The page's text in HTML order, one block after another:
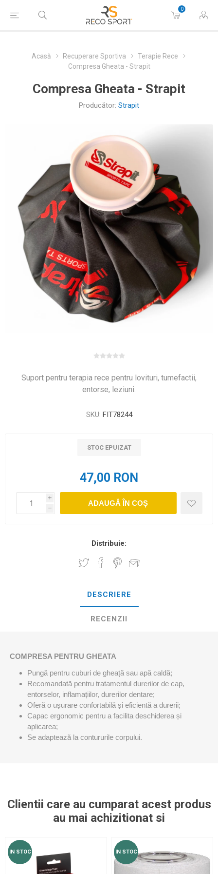
0
Acasă Recuperare Sportiva
Terapie Rece
Compresa Gheata - Strapit
Compresa Gheata - Strapit
Producător: Strapit
Suport pentru terapia rece pentru lovituri, tumefactii,
entorse, leziuni.
SKU: FIT78244
STOC EPUIZAT
47,00 RON
i
h
ADAUGĂ ÎN COȘ
Distribuie:
DESCRIERE
RECENZII
COMPRESA PENTRU GHEATA
Pungă pentru cuburi de gheață sau apă caldă;
Recomandată pentru tratamentul durerilor de cap,
entorselor, inflamațiilor, durerilor dentare;
Oferă o ușurare confortabilă și eficientă a durerii;
Capac ergonomic pentru a facilita deschiderea și
aplicarea;
Se adaptează la contururile corpului.
Clientii care au cumparat acest produs
au mai achizitionat si
IN STOC IN STOC